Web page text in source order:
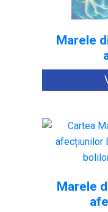
Marele
Marele